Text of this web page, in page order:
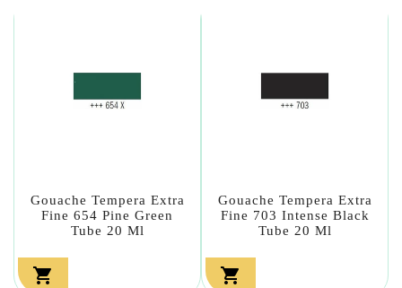
Gouache Tempera Extra
Fine 654 Pine Green
Tube 20 Ml

Gouache Tempera Extra
Fine 703 Intense Black
Tube 20 Ml
